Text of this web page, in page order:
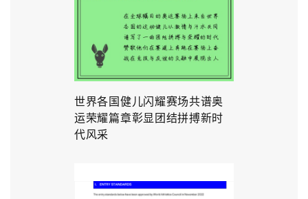
世界各国健儿闪耀赛场共谱奥
运荣耀篇章彰显团结拼搏新时
代风采